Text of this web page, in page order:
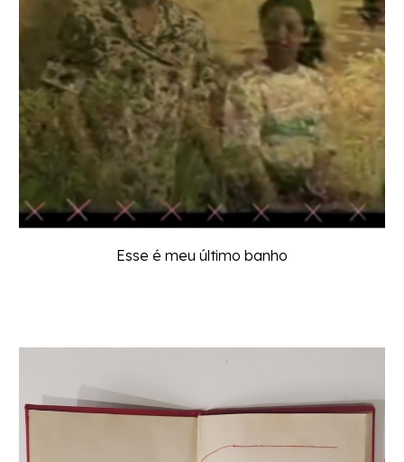
Esse é meu último banho